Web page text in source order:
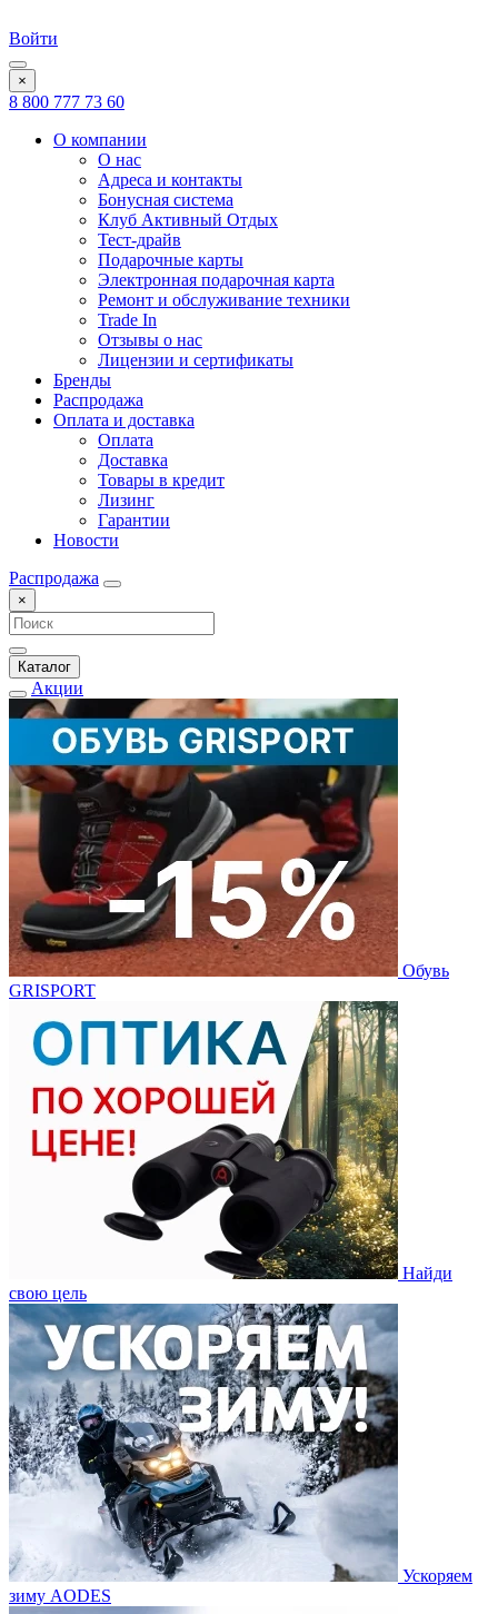
Войти
×
8 800 777 73 60
О компании
О нас
Адреса и контакты
Бонусная система
Клуб Активный Отдых
Тест-драйв
Подарочные карты
Электронная подарочная карта
Ремонт и обслуживание техники
Trade In
Отзывы о нас
Лицензии и сертификаты
Бренды
Распродажа
Оплата и доставка
Оплата
Доставка
Товары в кредит
Лизинг
Гарантии
Новости
Распродажа
×
Каталог
Акции
Обувь
GRISPORT
Найди
свою цель
Ускоряем
зиму AODES